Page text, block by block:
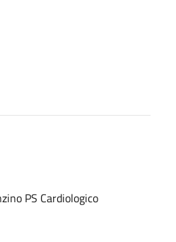
PS Cardiologico